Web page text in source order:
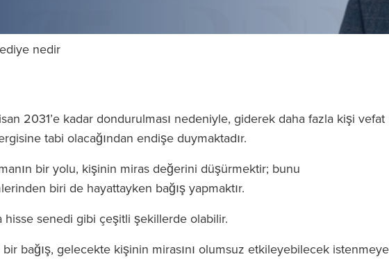
nedir
2031’e kadar dondurulması nedeniyle, giderek daha fazla kişi vefat
tabi olacağından endişe duymaktadır.
bir yolu, kişinin miras değerini düşürmektir; bunu
biri de hayattayken bağış yapmaktır.
senedi gibi çeşitli şekillerde olabilir.
bağış, gelecekte kişinin mirasını olumsuz etkileyebilecek